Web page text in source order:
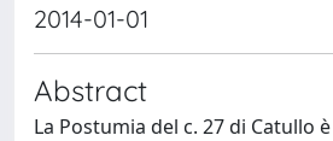
2014-01-01
Abstract
La Postumia del c. 27 di Catullo